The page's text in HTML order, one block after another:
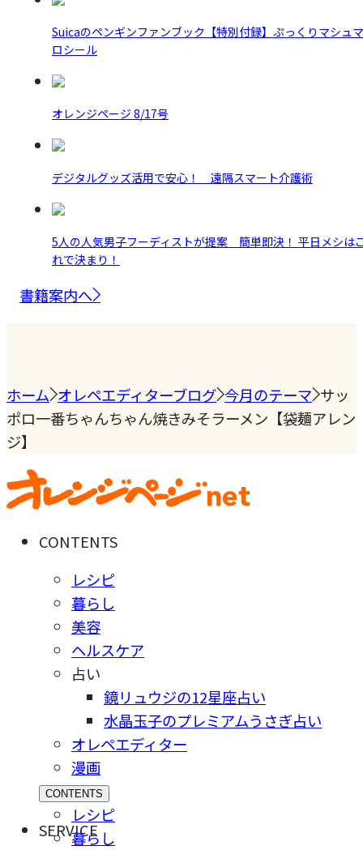
Suicaのペンギンファンブック【特別付録】ぷっくりマシュマ
ロシール
オレンジページ 8/17号
デジタルグッズ活用で安心！ 遠隔スマート介護術
5人の人気男子フーディストが提案 簡単即決！ 平日メシは
れで決まり！
書籍案内へ
ホーム オレペエディターブログ 今月のテーマ サッ
ポロ一番ちゃんちゃん焼きみそラーメン【袋麺アレン
ジ】
CONTENTS
レシピ
暮らし
美容
ヘルスケア
占い
鏡リュウジの12星座占い
水晶玉子のプレミアムうさぎ占い
オレペエディター
漫画
CONTENTS
レシピ
暮らし
SERVICE